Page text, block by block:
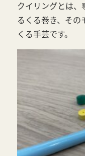
クイリングとは、
るくる巻き、その
くる手芸です。